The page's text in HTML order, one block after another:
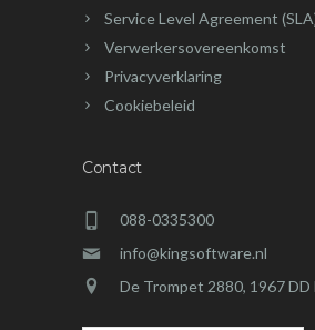
Service Level Agreement
Verwerkersovereenkomst
Privacyverklaring
Cookiebeleid
Contact
088-0335300
info@kingsoftware.nl
De Trompet 2880, 1967 DD